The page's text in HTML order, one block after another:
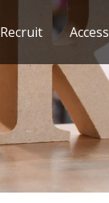
Recruit Access